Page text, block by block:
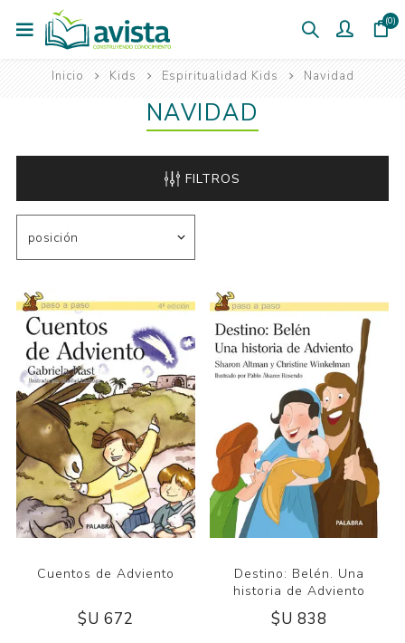
(0)
Inicio Kids Espiritualidad Kids Navidad
NAVIDAD
FILTROS
Cuentos de Adviento
$U 672
Destino: Belén. Una
historia de Adviento
$U 838